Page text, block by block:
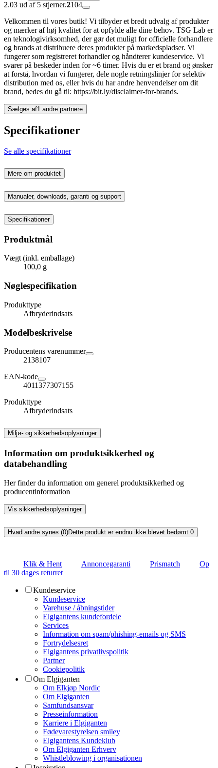
2.03 ud af 5 stjerner.2104
Velkommen til vores butik! Vi tilbyder et bredt udvalg af produkter
og mærker af høj kvalitet for at opfylde alle dine behov. TSG Lab er
en teknologivirksomhed, der gør det muligt for officielle forhandlere
og brands at distribuere deres produkter på markedspladser. Vi
fungerer som registreret forhandler og håndterer kundeservice. Vi
svarer på beskeder inden for ~6 timer. Hvis du er et brand og ønsker
at forstå, hvordan vi fungerer, dele nogle retningslinjer for selektiv
distribution med os, eller hvis du har andre henvendelser om dit
brand, bedes du gå til: https://bit.ly/disclaimer-for-brands.
Sælges af1 andre partnere
Specifikationer
Se alle specifikationer
Mere om produktet
Manualer, downloads, garanti og support
Specifikationer
Produktmål
Vægt (inkl. emballage)
100,0 g
Nøglespecifikation
Produkttype
Afbryderindsats
Modelbeskrivelse
Producentens varenummer
2138107
EAN-kode
4011377307155
Produkttype
Afbryderindsats
Miljø- og sikkerhedsoplysninger
Information om produktsikkerhed og
databehandling
Her finder du information om generel produktsikkerhed og
producentinformation
Vis sikkerhedsoplysninger
Hvad andre synes (0)Dette produkt er endnu ikke blevet bedømt. 0
Klik & Hent Annoncegaranti Prismatch
Op
til 30 dages returret
Kundeservice
Kundeservice
Varehuse / åbningstider
Elgigantens kundefordele
Services
Information om spam/phishing-emails og SMS
Fortrydelsesret
Elgigantens privatlivspolitik
Partner
Cookiepolitik
Om Elgiganten
Om Elkjøp Nordic
Om Elgiganten
Samfundsansvar
Presseinformation
Karriere i Elgiganten
Fødevarestyrelsen smiley
Elgigantens Kundeklub
Om Elgiganten Erhverv
Whistleblowing i organisationen